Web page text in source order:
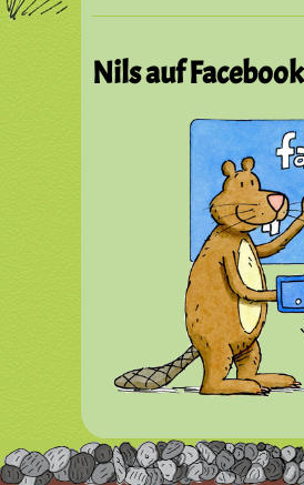
Nils auf Facebook